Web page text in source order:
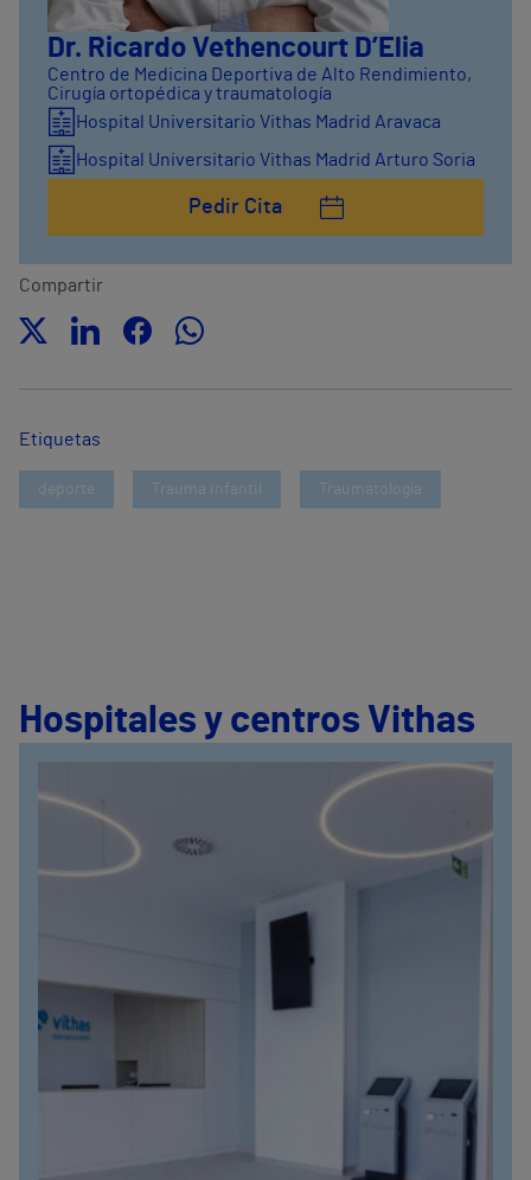
Dr. Ricardo Vethencourt D’Elia
Centro de Medicina Deportiva de Alto Rendimiento,
Cirugía ortopédica y traumatología
Hospital Universitario Vithas Madrid Aravaca
Hospital Universitario Vithas Madrid Arturo Soria
Pedir Cita
Compartir
Etiquetas
deporte Trauma infantil Traumatología
Hospitales y centros Vithas